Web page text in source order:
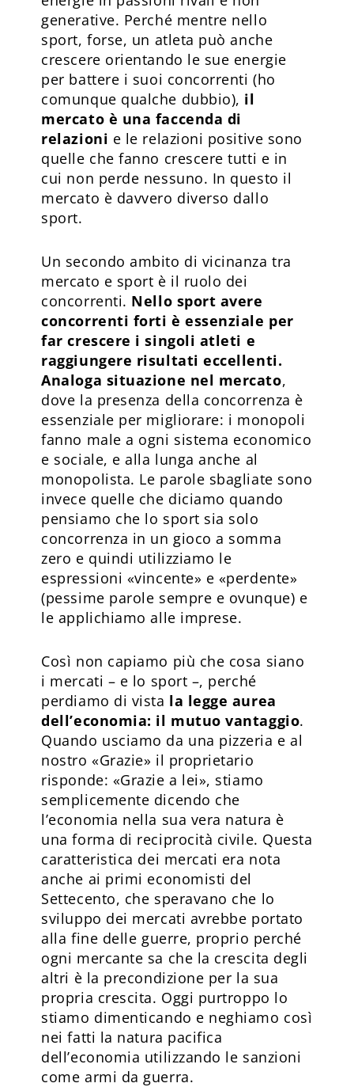
generative. Perché mentre nello
sport, forse, un atleta può anche
crescere orientando le sue energie
per battere i suoi concorrenti (ho
comunque qualche dubbio), il
mercato è una faccenda di
relazioni e le relazioni positive sono
quelle che fanno crescere tutti e in
cui non perde nessuno. In questo il
mercato è davvero diverso dallo
sport.
Un secondo ambito di vicinanza tra
mercato e sport è il ruolo dei
concorrenti. Nello sport avere
concorrenti forti è essenziale per
far crescere i singoli atleti e
raggiungere risultati eccellenti.
Analoga situazione nel mercato,
dove la presenza della concorrenza è
essenziale per migliorare: i monopoli
fanno male a ogni sistema economico
e sociale, e alla lunga anche al
monopolista. Le parole sbagliate sono
invece quelle che diciamo quando
pensiamo che lo sport sia solo
concorrenza in un gioco a somma
zero e quindi utilizziamo le
espressioni «vincente» e «perdente»
(pessime parole sempre e ovunque) e
le applichiamo alle imprese.
Così non capiamo più che cosa siano
i mercati – e lo sport –, perché
perdiamo di vista la legge aurea
dell’economia: il mutuo vantaggio.
Quando usciamo da una pizzeria e al
nostro «Grazie» il proprietario
risponde: «Grazie a lei», stiamo
semplicemente dicendo che
l’economia nella sua vera natura è
una forma di reciprocità civile. Questa
caratteristica dei mercati era nota
anche ai primi economisti del
Settecento, che speravano che lo
sviluppo dei mercati avrebbe portato
alla fine delle guerre, proprio perché
ogni mercante sa che la crescita degli
altri è la precondizione per la sua
propria crescita. Oggi purtroppo lo
stiamo dimenticando e neghiamo così
nei fatti la natura pacifica
dell’economia utilizzando le sanzioni
come armi da guerra.